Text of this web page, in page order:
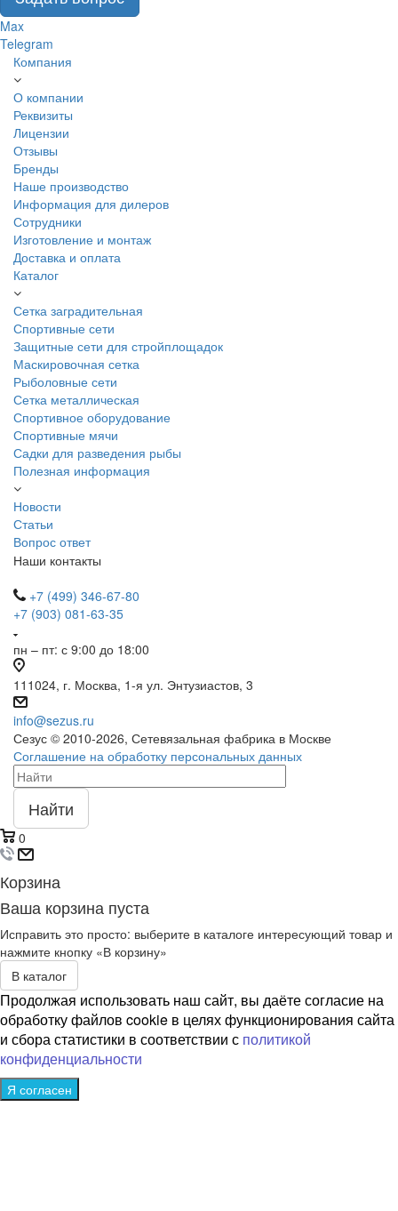
Max
Telegram
Компания
О компании
Реквизиты
Лицензии
Отзывы
Бренды
Наше производство
Информация для дилеров
Сотрудники
Изготовление и монтаж
Доставка и оплата
Каталог
Сетка заградительная
Спортивные сети
Защитные сети для стройплощадок
Маскировочная сетка
Рыболовные сети
Сетка металлическая
Спортивное оборудование
Спортивные мячи
Садки для разведения рыбы
Полезная информация
Новости
Статьи
Вопрос ответ
Наши контакты
+7 (499) 346-67-80
+7 (903) 081-63-35
пн – пт: с 9:00 до 18:00
111024, г. Москва, 1-я ул. Энтузиастов, 3
info@sezus.ru
Сезус © 2010-2026, Сетевязальная фабрика в Москве
Соглашение на обработку персональных данных
Найти
0
Корзина
Ваша корзина пуста
Исправить это просто: выберите в каталоге интересующий товар и
нажмите кнопку «В корзину»
В каталог
Продолжая использовать наш сайт, вы даёте согласие на
обработку файлов cookie в целях функционирования сайта
и сбора статистики в соответствии с политикой
конфиденциальности
Я согласен